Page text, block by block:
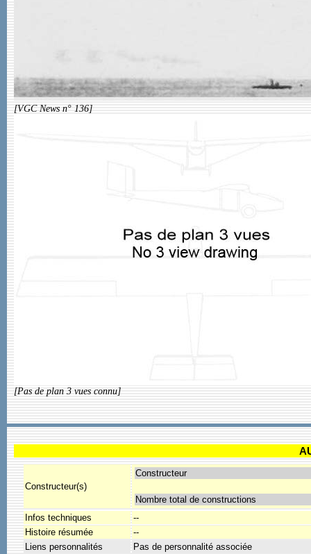
[VGC News n° 136]
[Pas de plan 3 vues connu]
Constructeur(s)
Constructeur
Nombre total de constructions
Infos techniques
--
Histoire résumée
--
Liens personnalités
Pas de personnalité associée